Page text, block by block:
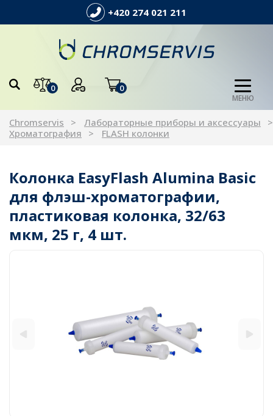
+420 274 021 211
0 0
МЕНЮ
Chromservis
Лабораторные приборы и аксессуары
Хроматография
FLASH колонки
Колонка EasyFlash Alumina Basic
для флэш-хроматографии,
пластиковая колонка, 32/63
мкм, 25 г, 4 шт.